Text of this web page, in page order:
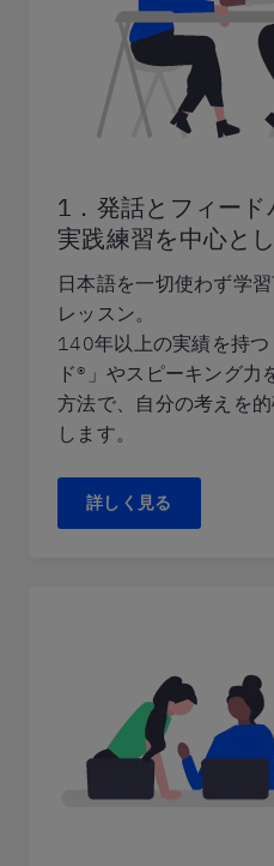
1．発話とフィー
実践練習を中心と
日本語を一切使わず学
レッスン。
140年以上の実績を持
ド®」やスピーキング力
方法で、自分の考えを
します。
詳しく見る